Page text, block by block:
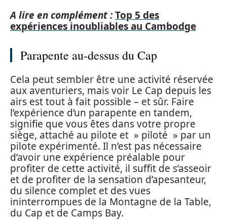
A lire en complément :Top 5 des
expériences inoubliables au Cambodge
Parapente au-dessus du Cap
Cela peut sembler être une activité réservée
aux aventuriers, mais voir Le Cap depuis les
airs est tout à fait possible – et sûr. Faire
l’expérience d’un parapente en tandem,
signifie que vous êtes dans votre propre
siège, attaché au pilote et » piloté » par un
pilote expérimenté. Il n’est pas nécessaire
d’avoir une expérience préalable pour
profiter de cette activité, il suffit de s’asseoir
et de profiter de la sensation d’apesanteur,
du silence complet et des vues
ininterrompues de la Montagne de la Table,
du Cap et de Camps Bay.